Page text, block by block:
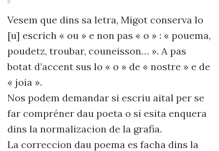
Vesem que dins sa letra, Migot conserva lo
[u] escrich « ou » e non pas « o » : « pouema,
poudetz, troubar, couneisson… ». A pas
botat d’accent sus lo « o » de « nostre » e de
« joia ».
Nos podem demandar si escriu aital per se
far compréner dau poeta o si esita enquera
dins la normalizacion de la grafia.
La correccion dau poema es facha dins la